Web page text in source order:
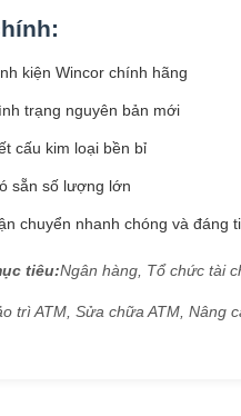
kiện Wincor chính hãng
trạng nguyên bản mới
cấu kim loại bền bỉ
sẵn số lượng lớn
chuyển nhanh chóng và đáng
tiêu:Ngân hàng, Tổ chức tài
trì ATM, Sửa chữa ATM, Nâng